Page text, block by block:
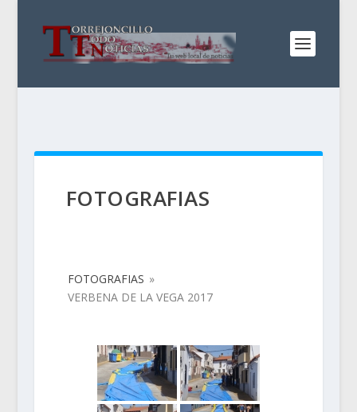
FOTOGRAFIAS
FOTOGRAFIAS »
VERBENA DE LA VEGA 2017